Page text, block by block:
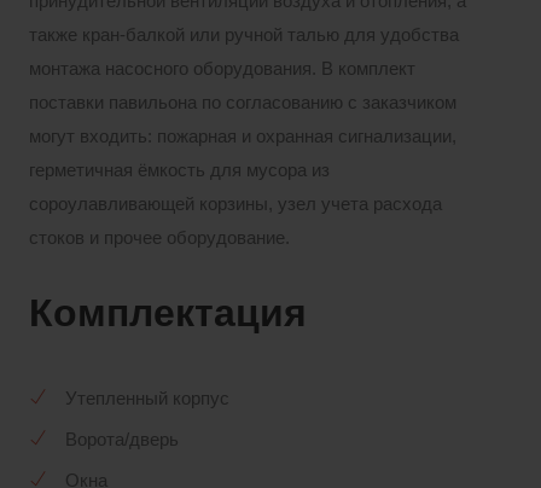
также кран-балкой или ручной талью для удобства
монтажа насосного оборудования. В комплект
поставки павильона по согласованию с заказчиком
могут входить: пожарная и охранная сигнализации,
герметичная ёмкость для мусора из
сороулавливающей корзины, узел учета расхода
стоков и прочее оборудование.
Комплектация
Утепленный корпус
Ворота/дверь
Окна